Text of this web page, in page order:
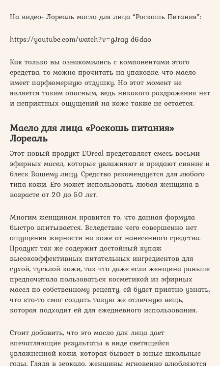
На видео- Лореаль масло для лица “Роскошь Питания”:
https://youtube.com/watch?v=gJrag_d6dao
Как только вы ознакомились с компонентами этого
средства, то можно прочитать на упаковке, что масло
имеет парфюмерную отдушку. Но этот момент не
является таким опасным, ведь никакого раздражения нет
и неприятных ощущений на коже также не остается.
Масло для лица «Роскошь питания»
Лореаль
Этот новый продукт L’Oreal представляет смесь восьми
эфирных масел, которые увлажняют и придают сияние и
блеск Вашему лицу. Средство рекомендуется для любого
типа кожи. Его может использовать любая женщина в
возрасте от 20 до 50 лет.
Многим женщинам нравится то, что данная формула
быстро впитывается. Вследствие чего совершенно нет
ощущения жирности на коже от нанесенного средства.
Продукт так же содержит достойный купаж
высокоэффективных питательных ингредиентов для
сухой, тусклой кожи, так что даже если женщина раньше
предпочитала пользоваться косметикой из эфирных
масел по собственному рецепту, ей будет приятно узнать,
что кто-то смог создать такую же отличную вещь,
которая подходит ей для ежедневного использования.
Стоит добавить, что это масло для лица дает
впечатляющие результаты в виде светящейся
увлажненной кожи, которая бывает в юные школьные
годы. Глядя в зеркало, женщины мгновенно влюбляются